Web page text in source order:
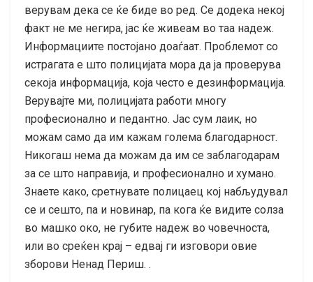
верувам дека се ќе биде во ред. Се додека некој
факт не ме негира, јас ќе живеам во таа надеж.
Информациите постојано доаѓаат. Проблемот со
истрагата е што полицијата мора да ја проверува
секоја информација, која често е дезинформација.
Верувајте ми, полицијата работи многу
професионално и педантно. Јас сум лаик, но
можам само да им кажам голема благодарност.
Никогаш нема да можам да им се заблагодарам
за се што направија, и професионално и хумано.
Знаете како, сретнувате полицаец кој набљудувал
се и сешто, па и новинар, па кога ќе видите солза
во машко око, не губите надеж во човечноста,
или во среќен крај – едвај ги изговори овие
зборови Ненад Периш. .